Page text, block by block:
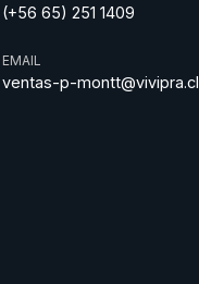
(+56 65) 251 1409
EMAIL
ventas-p-montt@vivipra.cl